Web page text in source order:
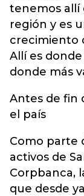
tenemos allí
región y es
crecimiento
Allí es
donde más
Antes de fin
el país
Como parte
activos de
Corpbanca,
que desde